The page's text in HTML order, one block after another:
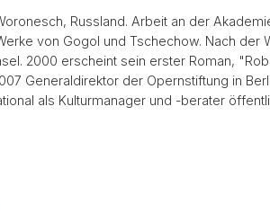
Russland. Arbeit an der
von Gogol und Tschechow. Nach der
2000 erscheint sein erster Roman,
Generaldirektor der Opernstiftung in
als Kulturmanager und -berater